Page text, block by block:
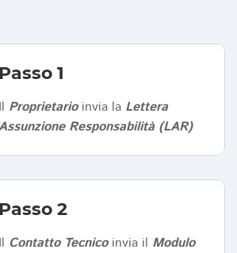
Passo 1
Il Proprietarioinvia la Lettera
Responsabilità (LAR)
Passo 2
Il Contatto Tecnicoinvia il Modulo